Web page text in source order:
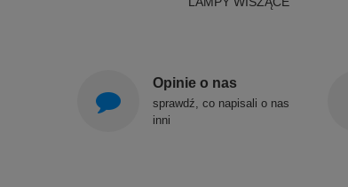
Opinie o nas
sprawdź, co napisali o nas
inni